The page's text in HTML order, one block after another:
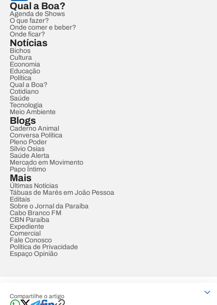
Compartilhe o artigo
Qual a Boa?
Agenda de Shows
O que fazer?
Onde comer e beber?
Onde ficar?
Notícias
Bichos
Cultura
Economia
Educação
Política
Qual a Boa?
Cotidiano
Saúde
Tecnologia
Meio Ambiente
Blogs
Caderno Animal
Conversa Política
Pleno Poder
Sílvio Osias
Saúde Alerta
Mercado em Movimento
Papo Íntimo
Mais
Últimas Notícias
Tábuas de Marés em João Pessoa
Editais
Sobre o Jornal da Paraíba
Cabo Branco FM
CBN Paraíba
Expediente
Comercial
Fale Conosco
Política de Privacidade
Espaço Opinião